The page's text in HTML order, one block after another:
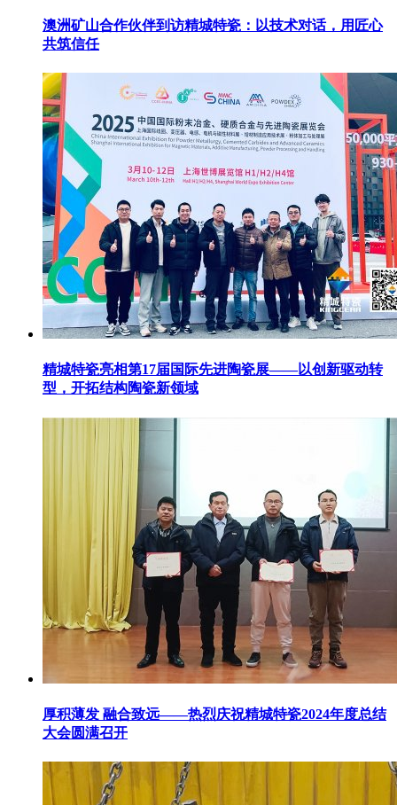
澳洲矿山合作伙伴到访精城特瓷：以技术对话，用匠心
共筑信任
精城特瓷亮相第17届国际先进陶瓷展——以创新驱动转
型，开拓结构陶瓷新领域
厚积薄发 融合致远——热烈庆祝精城特瓷2024年度总结
大会圆满召开